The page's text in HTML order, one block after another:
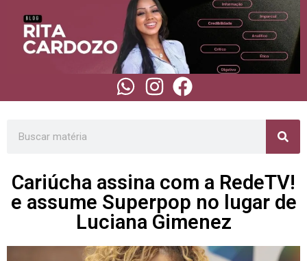
Cariúcha assina com a RedeTV!
e assume Superpop no lugar de
Luciana Gimenez